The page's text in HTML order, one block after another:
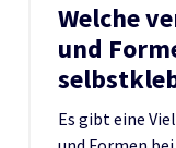
Welche
und
Es gibt eine